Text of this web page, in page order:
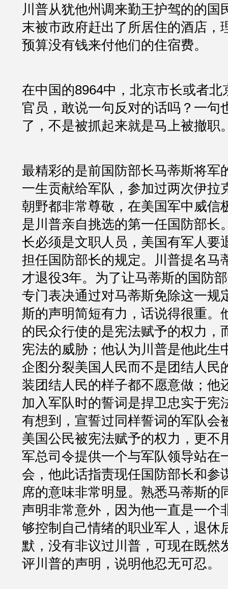
川普从犹他州调来勤王护驾的的国
末被市政府赶出了所居住的酒店，
预算没有钱来付他们的住宿费。
在中国的8964中，北京市长或者北
官员，敢说一句反对的话吗？一句
了，不是被抓起来就是马上被撤职
最精彩的是前国防部长马蒂斯将军
一生贡献给军队，参加过两次伊拉
朝野都非常尊敬，在美国军中威信
是川普亲自挑选的第一任国防部长
长必须是文职人员，美国有军人要
担任国防部长的规定。川普提名马
才退役3年。为了让马蒂斯的国防
专门表决通过对马蒂斯免除这一规
斯的声明简短有力，话说得很重。
的民众行使的是宪法赋予的权力，
宪法的威胁；他认为川普是他此生
企图分裂美国人民而不是团结人民
装团结人民的样子都不愿意做；他
加入军队时的誓词是捍卫忠实于宪
有想到，宣誓过同样誓词的军队会
美国公民被宪法赋予的权力，更不
军总司令提供一个与军队领导站在
会，他此话指责现任国防部长和参
席的意味非常明显。熟悉马蒂斯的
声明非常意外，因为他一直是一个
够控制自己情绪的职业军人，退休
默，没有非议过川普，可现在既然
评川普的声明，说明他忍无可忍。